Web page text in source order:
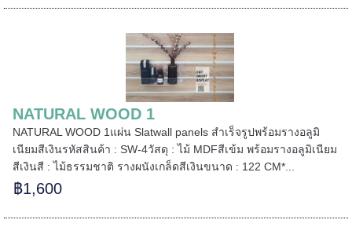
NATURAL WOOD 1
NATURAL WOOD 1แผ่น Slatwall panels สำเร็จรูปพร้อมรางอลูมิ
เนียมสีเงินรหัสสินค้า : SW-4วัสดุ : ไม้ MDFสีเข้ม พร้อมรางอลูมิเนียม
สีเงินสี : ไม้ธรรมชาติ รางผนังเกล็ดสีเงินขนาด : 122 CM*...
฿1,600